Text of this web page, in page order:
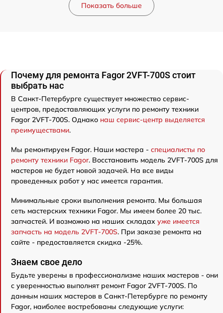
Показать больше
Почему для ремонта Fagor 2VFT-700S стоит
выбрать нас
В Санкт-Петербурге существует множество сервис-
центров, предоставляющих услуги по ремонту техники
Fagor 2VFT-700S. Однако наш сервис-центр выделяется
преимуществами.
Мы ремонтируем Fagor. Наши мастера - специалисты по
ремонту техники Fagor. Восстановить модель 2VFT-700S для
мастеров не будет новой задачей. На все виды
проведенных работ у нас имеется гарантия.
Минимальные сроки выполнения ремонта. Мы большая
сеть мастерских техники Fagor. Мы имеем более 20 тыс.
запчастей. И возможно на наших складах уже имеется
запчасть на модель 2VFT-700S. При заказе ремонта на
сайте - предоставляется скидка -25%.
Знаем свое дело
Будьте уверены в профессионализме наших мастеров - они
с уверенностью выполнят ремонт Fagor 2VFT-700S. По
данным наших мастеров в Санкт-Петербурге по ремонту
Fagor, наиболее востребованы следующие услуги: